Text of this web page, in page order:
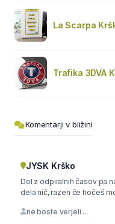
La Scarpa
Trafika 3DVA
Komentarji v bližini
JYSK Krško
Dol z odpiralnih časov pa na
dela nič, razen če hočeš
ne boste verjeli ...